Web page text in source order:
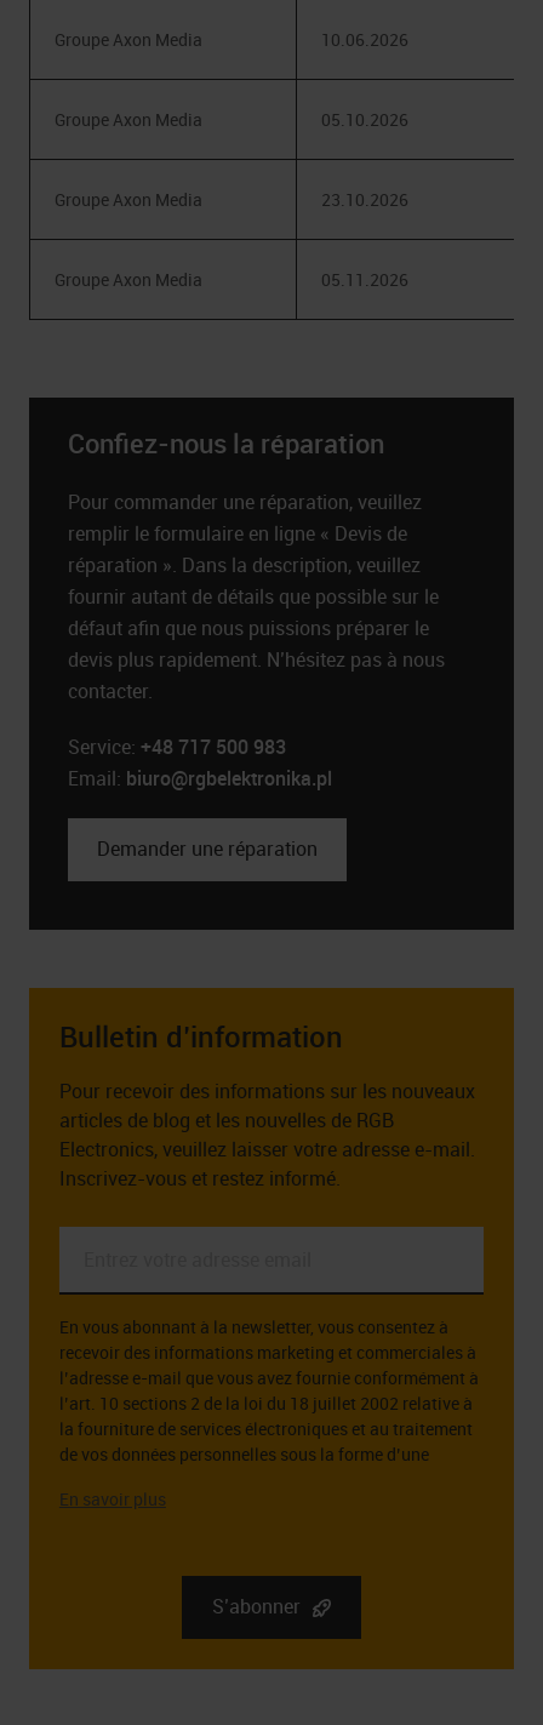
Groupe Axon Media 10.06.2026
Groupe Axon Media 05.10.2026
Groupe Axon Media 23.10.2026
Groupe Axon Media 05.11.2026
Confiez-nous la réparation
Pour commander une réparation, veuillez
remplir le formulaire en ligne « Devis de
réparation ». Dans la description, veuillez
fournir autant de détails que possible sur le
défaut afin que nous puissions préparer le
devis plus rapidement. N’hésitez pas à nous
contacter.
Service: +48 717 500 983
Email: biuro@rgbelektronika.pl
Demander une réparation
Bulletin d’information
Pour recevoir des informations sur les nouveaux
articles de blog et les nouvelles de RGB
Electronics, veuillez laisser votre adresse e-mail.
Inscrivez-vous et restez informé.
email
*
En vous abonnant à la newsletter, vous consentez à
recevoir des informations marketing et commerciales à
l’adresse e-mail que vous avez fournie conformément à
l’art. 10 sections 2 de la loi du 18 juillet 2002 relative à
la fourniture de services électroniques et au traitement
de vos données personnelles sous la forme d’une
Sp. k., st. Dlugosza 2-6, 51 – 162 Wrocław. Des
informations complètes sur l’administrateur de vos
S’abonner